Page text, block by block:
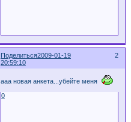
Поделиться 2
2009-01-19
20:59:10
ааа новая анкета...убейте меня
0